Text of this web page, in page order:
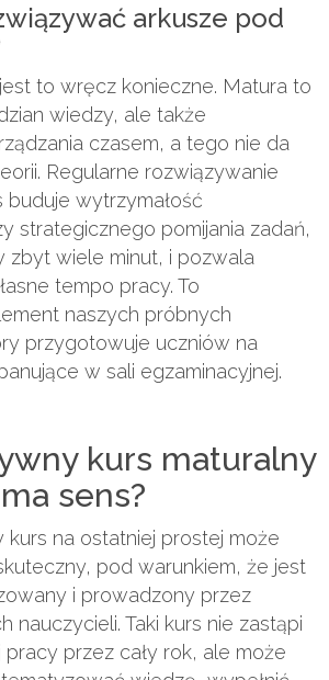
arkusze pod
to wręcz konieczne. Matura to
wiedzy, ale także
czasem, a tego nie da
Regularne rozwiązywanie
buduje wytrzymałość
strategicznego pomijania zadań,
zbyt wiele minut, i pozwala
tempo pracy. To
naszych próbnych
przygotowuje uczniów na
w sali egzaminacyjnej.
kurs maturalny
sens?
kurs na ostatniej prostej może
pod warunkiem, że jest
i prowadzony przez
nauczycieli. Taki kurs nie zastąpi
przez cały rok, ale może